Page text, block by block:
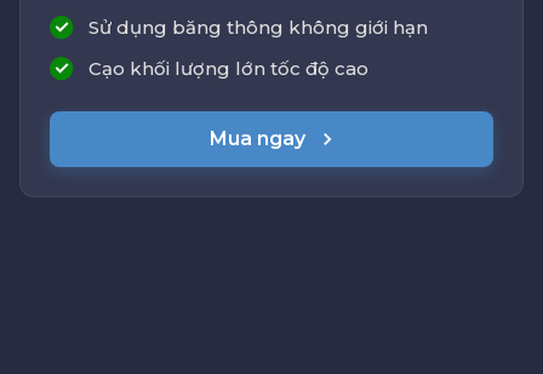
Sử dụng băng thông không giới hạn
Cạo khối lượng lớn tốc độ cao
Mua ngay